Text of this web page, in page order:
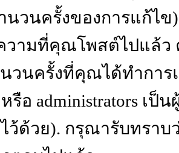
นวนครั้งของการแก้ไ
ามที่คุณโพสต์ไปแล้ว
วนครั้งที่คุณได้ทำการ
หรือ administrators เ
ว้ด้วย). กรุณารับทรา